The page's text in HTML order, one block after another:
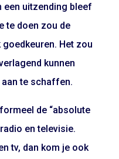
een uitzending bleef
te doen zou de
Het zou
kunnen
te schaffen.
de “absolute
en televisie.
tv, dan kom je ook